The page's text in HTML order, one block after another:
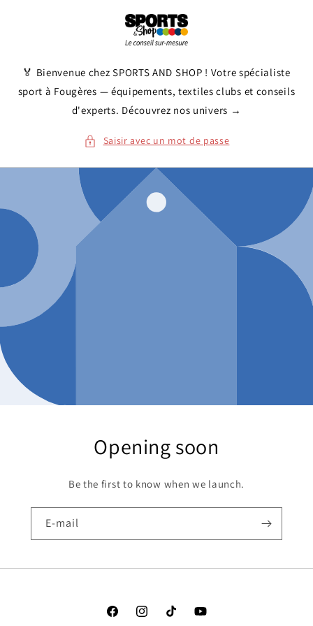
🏅 Bienvenue chez SPORTS AND SHOP ! Votre spécialiste
sport à Fougères — équipements, textiles clubs et conseils
d'experts. Découvrez nos univers →
Saisir avec un mot de passe
Opening soon
Be the first to know when we launch.
E-mail
FacebookInstagramTikTok YouTube